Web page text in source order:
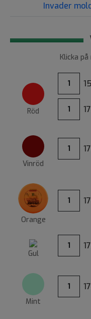
Invader mold
Klicka
Röd
1
1
Vinröd
1
Orange
1
Gul
1
Mint
1